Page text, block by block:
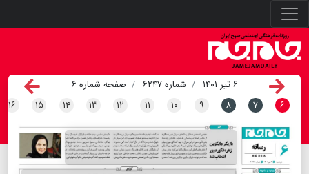
۶ تیر ۱۴۰۱ شماره ۶۲۴۷
صفحه شماره ۶
۶ ۷ ۸ ۹ ۱۰ ۱۱ ۱۲ ۱۳ ۱۴ ۱۵ ۱۶